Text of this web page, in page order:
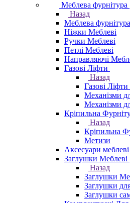
Меблева фурнітура
Назад
Меблева фурнітура
Ніжки Меблеві
Ручки Меблеві
Петлі Меблеві
Направляючі
Газові Ліфти
Назад
Газові Ліфти
Механізми
Механізми
Кріпильна
Назад
Кріпильна
Метизи
Аксесуари меблеві
Заглушки Меблеві
Назад
Заглушки
Заглушки
Заглушки